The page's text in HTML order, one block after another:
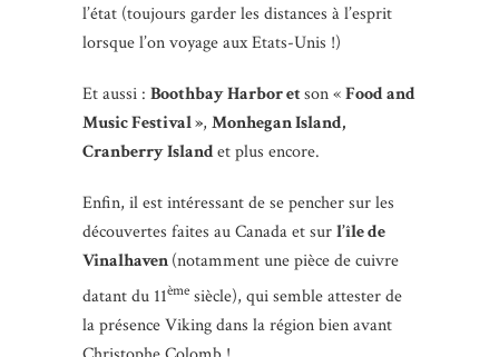
l’état (toujours garder les distances à l’esprit
lorsque l’on voyage aux Etats-Unis !)
Et aussi : Boothbay Harbor etson «Food and
Music Festival », Monhegan Island,
Cranberry Islandet plus encore.
Enfin, il est intéressant de se pencher sur les
découvertes faites au Canada et surl’île de
Vinalhaven(notamment une pièce de cuivre
datant du 11ème siècle), qui semble attester de
la présence Viking dans la région bien avant